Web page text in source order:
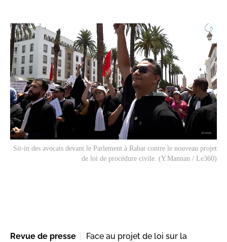
Sit-in des avocats devant le Parlement à Rabat contre le nouveau projet
de loi de procédure civile. (Y.Mannan / Le360)
Revue de presse
Face au projet de loi sur la